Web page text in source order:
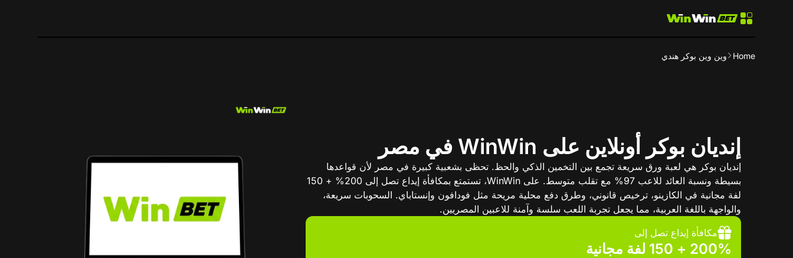
Home وين وين بوكر هندي
إنديان بوكر أونلاين على WinWin في مصر
إنديان بوكر هي لعبة ورق سريعة تجمع بين التخمين الذكي والحظ. تحظى بشعبية كبيرة في مصر لأن قواعدها
بسيطة ونسبة العائد للاعب 97% مع تقلب متوسط. على WinWin، تستمتع بمكافأة إيداع تصل إلى 200% + 150
لفة مجانية في الكازينو، ترخيص قانوني، وطرق دفع محلية مريحة مثل فودافون وإنستاباي. السحوبات سريعة،
والواجهة باللغة العربية، مما يجعل تجربة اللعب سلسة وآمنة للاعبين المصريين.
مكافأة إيداع تصل إلى
200% + 150 لفة مجانية